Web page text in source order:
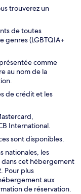
trouverez un
de toutes
genres (LGBTQIA+
comme
au nom de la
de crédit et les
International.
sont disponibles.
nationales, les
cet hébergement
Pour plus
aux
de réservation.